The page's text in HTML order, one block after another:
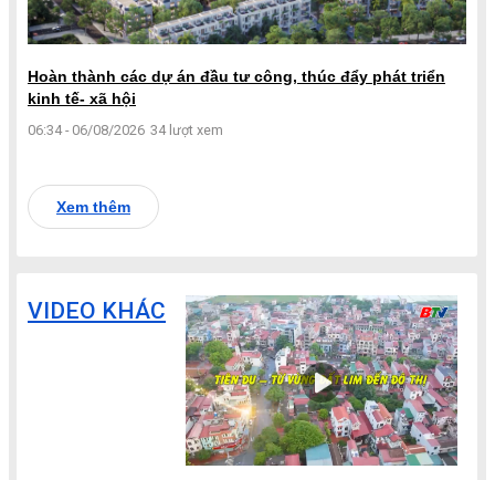
Hoàn thành các dự án đầu tư công, thúc đẩy phát triển
kinh tế- xã hội
06:34 - 06/08/2026 34 lượt xem
Xem thêm
VIDEO KHÁC